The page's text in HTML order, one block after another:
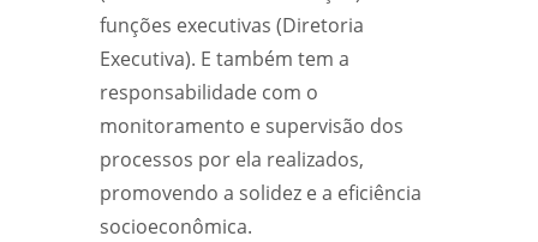
funções executivas (Diretoria
Executiva). E também tem a
responsabilidade com o
monitoramento e supervisão dos
processos por ela realizados,
promovendo a solidez e a eficiência
socioeconômica.